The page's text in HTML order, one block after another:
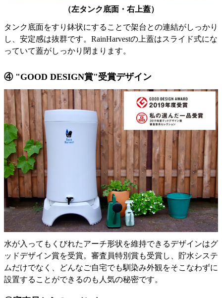
（左タンク底面・右上蓋）
タンク底面をすり鉢状にすることで架台との連結がしっかり
し、安定感は抜群です。RainHarvestの上蓋はスライド式にな
っていて蓋がしっかり閉まります。
④ "GOOD DESIGN賞"受賞デザイン
水が入ってもくびれたアーチ形状を維持できるデザインはグ
ッドデザイン賞を受賞。審査員特別賞も受賞し、貯水システ
ムだけでなく、どんなご自宅でも馴染み外観をそこなわずに
設置することができるのも人気の秘密です。